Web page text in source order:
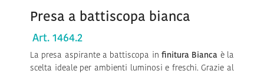
Presa a battiscopa bianca
Art. 1464.2
La presa aspirante a battiscopa in finitura Bianca è la
scelta ideale per ambienti luminosi e freschi. Grazie al